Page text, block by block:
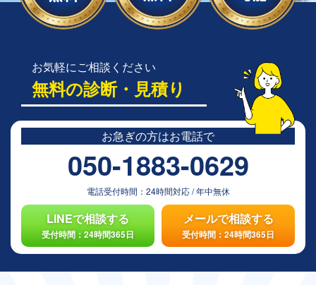
お気軽にご相談ください
無料の診断・見積り
お急ぎの方はお電話で
050-1883-0629
電話受付時間： 24時間対応/年中無休
LINEで相談する
受付時間：24時間365日
メールで相談する
受付時間：24時間365日